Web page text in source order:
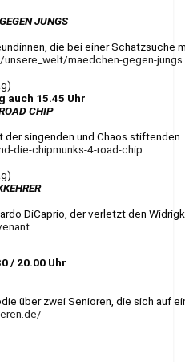
JUNGS
die bei einer Schatzsuche
maedchen-gegen-jungs
auch 15.45 Uhr
CHIP
singenden und Chaos
die-chipmunks-4-road-chip
DiCaprio, der verletzt den
/ 20.00 Uhr
über zwei Senioren, die sich auf